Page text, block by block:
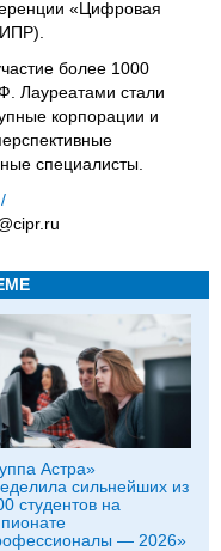
«Цифровая
более 1000
Лауреатами стали
корпорации и
специалисты.
Астра»
сильнейших из
студентов на
— 2026»